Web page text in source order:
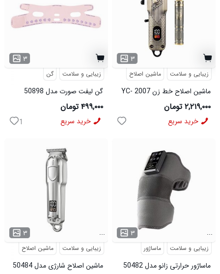
۳
زیبایی و سلامت گن
گن لیفت صورت مدل 50898
۴۹۹,۰۰۰ تومان
خرید سریع 1
۳
زیبایی و سلامت ماشین اصلاح
ماشین اصلاح خط زن YC- 2007
مدل 50801
۲,۲۱۹,۰۰۰ تومان
خرید سریع
۳ ...
زیبایی و سلامت ماشین اصلاح
ماشین اصلاح شارژی مدل 50484
۳ ...
زیبایی و سلامت ماساژور
ماساژور حرارتی زانو مدل 50482